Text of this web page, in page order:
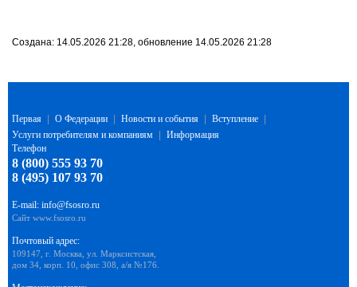
Создана: 14.05.2026 21:28, обновление 14.05.2026 21:28
Первая О Федерации Новости и события Вступление
Услуги потребителям и компаниям
Информация
Телефон
8 (800) 555 93 70
8 (495) 107 93 70
E-mail: info@fsosro.ru
Сайт www.fsosro.ru
Почтовый адрес:
109147, г. Москва, ул. Марксистская,
дом 34, корп. 10, офис 308, а/я №176.